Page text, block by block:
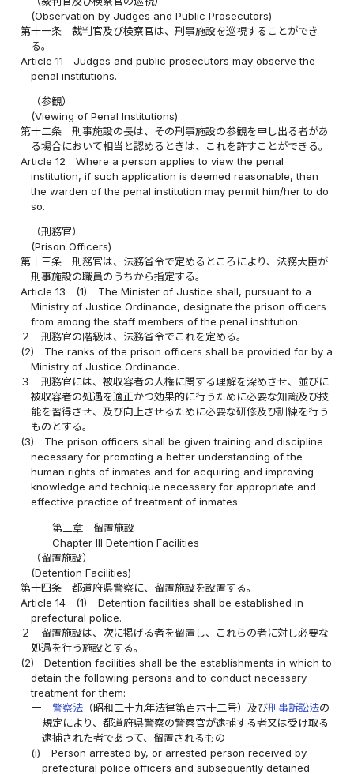
(Observation by Judges and Public Prosecutors)
第十一条
裁判官及び検察官は、刑事施設を巡視することができ
る。
Article 11
Judges and public prosecutors may observe the
penal institutions.
（参観）
(Viewing of Penal Institutions)
第十二条
刑事施設の長は、その刑事施設の参観を申し出る者があ
る場合において相当と認めるときは、これを許すことができる。
Article 12
Where a person applies to view the penal
institution, if such application is deemed reasonable, then
the warden of the penal institution may permit him/her to do
so.
（刑務官）
(Prison Officers)
第十三条
刑務官は、法務省令で定めるところにより、法務大臣が
刑事施設の職員のうちから指定する。
Article 13
(1)
The Minister of Justice shall, pursuant to a
Ministry of Justice Ordinance, designate the prison officers
from among the staff members of the penal institution.
２
刑務官の階級は、法務省令でこれを定める。
(2)
The ranks of the prison officers shall be provided for by a
Ministry of Justice Ordinance.
３
刑務官には、被収容者の人権に関する理解を深めさせ、並びに
被収容者の処遇を適正かつ効果的に行うために必要な知識及び技
能を習得させ、及び向上させるために必要な研修及び訓練を行う
ものとする。
(3)
The prison officers shall be given training and discipline
necessary for promoting a better understanding of the
human rights of inmates and for acquiring and improving
knowledge and technique necessary for appropriate and
effective practice of treatment of inmates.
第三章 留置施設
Chapter III Detention Facilities
（留置施設）
(Detention Facilities)
第十四条
都道府県警察に、留置施設を設置する。
Article 14
(1)
Detention facilities shall be established in
prefectural police.
２
留置施設は、次に掲げる者を留置し、これらの者に対し必要な
処遇を行う施設とする。
(2)
Detention facilities shall be the establishments in which to
detain the following persons and to conduct necessary
treatment for them:
一
警察法（昭和二十九年法律第百六十二号）及び刑事訴訟法の
規定により、都道府県警察の警察官が逮捕する者又は受け取る
逮捕された者であって、留置されるもの
(i)
Person arrested by, or arrested person received by
prefectural police officers and subsequently detained